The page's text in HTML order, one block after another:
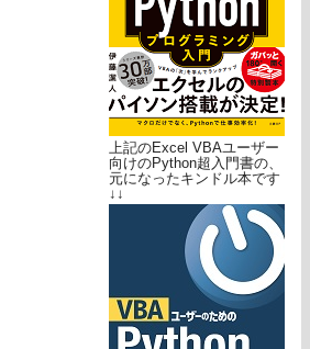
上記のExcel VBAユーザー
向けのPython超入門書の、
元になったキンドル本です
↓↓